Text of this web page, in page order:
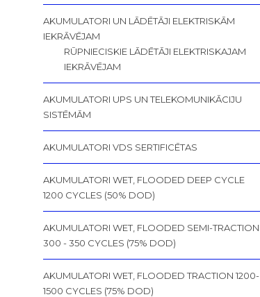
AKUMULATORI UN LĀDĒTĀJI ELEKTRISKĀM
IEKRĀVĒJAM
RŪPNIECISKIE LĀDĒTĀJI ELEKTRISKAJAM
IEKRĀVĒJAM
AKUMULATORI UPS UN TELEKOMUNIKĀCIJU
SISTĒMĀM
AKUMULATORI VDS SERTIFICĒTAS
AKUMULATORI WET, FLOODED DEEP CYCLE
1200 CYCLES (50% DOD)
AKUMULATORI WET, FLOODED SEMI-TRACTION
300 - 350 CYCLES (75% DOD)
AKUMULATORI WET, FLOODED TRACTION 1200-
1500 CYCLES (75% DOD)